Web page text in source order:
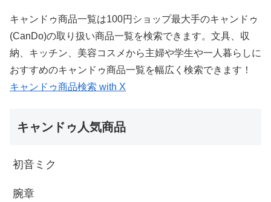
キャンドゥ商品一覧は100円ショップ最大手のキャンドゥ
(CanDo)の取り扱い商品一覧を検索できます。文具、収
納、キッチン、美容コスメから主婦や学生や一人暮らしに
おすすめのキャンドゥ商品一覧を幅広く検索できます！
キャンドゥ商品検索 with X
キャンドゥ人気商品
初音ミク
腕章